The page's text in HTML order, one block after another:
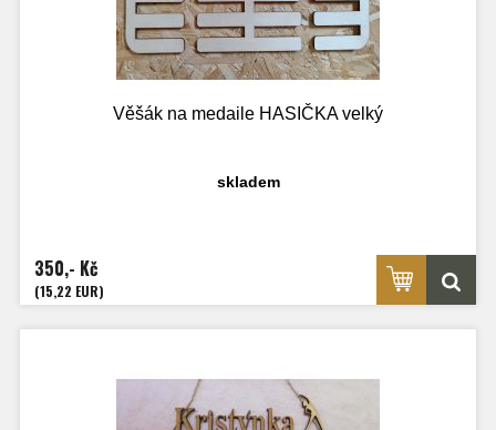
Věšák na medaile HASIČKA velký
skladem
350,- Kč
(15,22 EUR)